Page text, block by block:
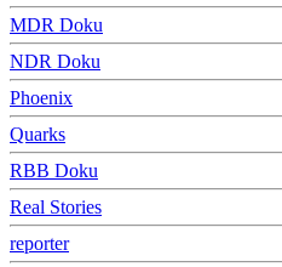
MDR Doku
NDR Doku
Phoenix
Quarks
RBB Doku
Real Stories
reporter